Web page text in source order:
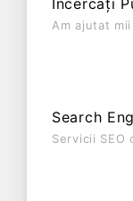
de 0 RON,
mediu de de salariați pe ultimul an fiscal. EEV
din punct de
Încercați
Am ajutat
Search
Servicii